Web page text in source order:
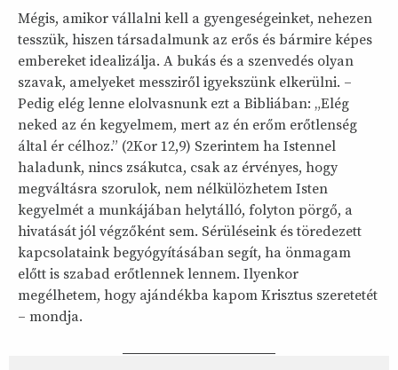
Mégis, amikor vállalni kell a gyengeségeinket, nehezen
tesszük, hiszen társadalmunk az erős és bármire képes
embereket idealizálja. A bukás és a szenvedés olyan
szavak, amelyeket messziről igyekszünk elkerülni. –
Pedig elég lenne elolvasnunk ezt a Bibliában: „Elég
neked az én kegyelmem, mert az én erőm erőtlenség
által ér célhoz.” (2Kor 12,9) Szerintem ha Istennel
haladunk, nincs zsákutca, csak az érvényes, hogy
megváltásra szorulok, nem nélkülözhetem Isten
kegyelmét a munkájában helytálló, folyton pörgő, a
hivatását jól végzőként sem. Sérüléseink és töredezett
kapcsolataink begyógyításában segít, ha önmagam
előtt is szabad erőtlennek lennem. Ilyenkor
megélhetem, hogy ajándékba kapom Krisztus szeretetét
– mondja.